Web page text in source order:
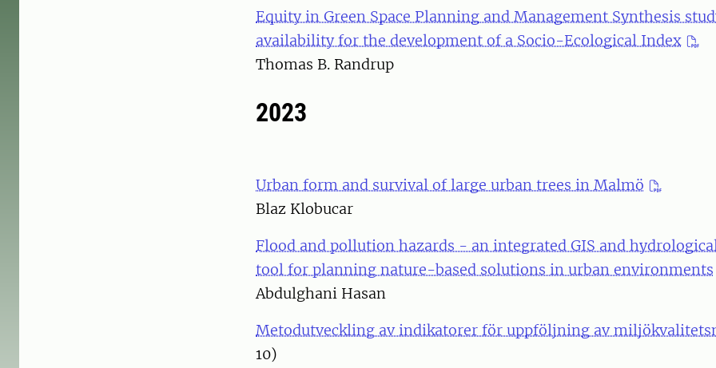
Equity in Green Space Planning and Management Synthesis
availability for the development of a Socio-Ecological Index
Thomas B. Randrup
2023
Urban form and survival of large urban trees in Malmö
Blaz Klobucar
Flood and pollution hazards - an integrated GIS and
tool for planning nature-based solutions in urban environments
Abdulghani Hasan
Metodutveckling av indikatorer för uppföljning av
10)